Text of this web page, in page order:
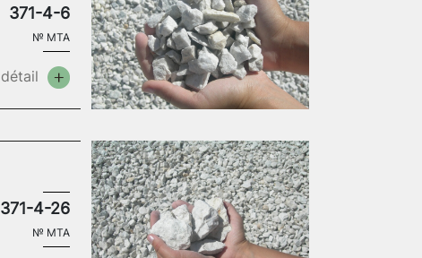
371-4-6
№ MTA
détail
371-4-26
№ MTA